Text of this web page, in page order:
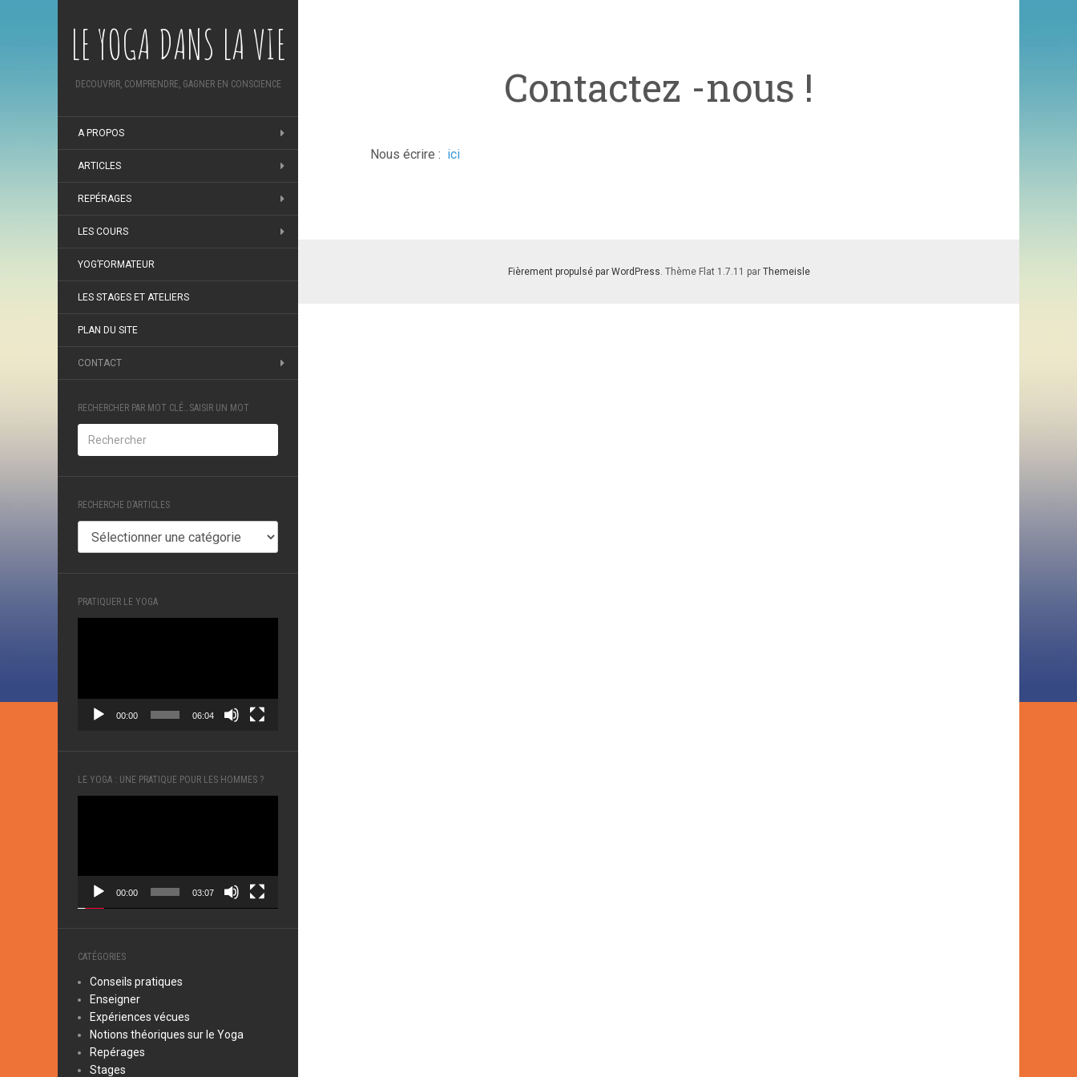
LE YOGA DANS LA VIE
DECOUVRIR, COMPRENDRE, GAGNER EN CONSCIENCE
A PROPOS
ARTICLES
REPÉRAGES
LES COURS
YOG’FORMATEUR
LES STAGES ET ATELIERS
PLAN DU SITE
CONTACT
RECHERCHER PAR MOT CLÉ…SAISIR UN MOT
RECHERCHE D’ARTICLES
PRATIQUER LE YOGA
00:00 06:04
LE YOGA : UNE PRATIQUE POUR LES HOMMES ?
00:00 03:07
CATÉGORIES
Conseils pratiques
Enseigner
Expériences vécues
Notions théoriques sur le Yoga
Repérages
Stages
Contactez -nous !
Nous écrire : ici
Fièrement propulsé par WordPress. Thème Flat 1.7.11 par Themeisle